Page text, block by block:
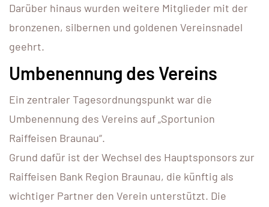
Darüber hinaus wurden weitere Mitglieder mit der
bronzenen, silbernen und goldenen Vereinsnadel
geehrt.
Umbenennung des Vereins
Ein zentraler Tagesordnungspunkt war die
Umbenennung des Vereins auf „Sportunion
Raiffeisen Braunau“.
Grund dafür ist der Wechsel des Hauptsponsors zur
Raiffeisen Bank Region Braunau, die künftig als
wichtiger Partner den Verein unterstützt. Die